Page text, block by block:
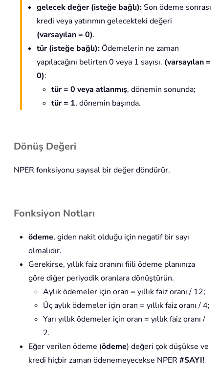
gelecek değer (isteğe bağlı): Son ödeme sonrası
kredi veya yatırımın gelecekteki değeri
(varsayılan = 0).
tür (isteğe bağlı): Ödemelerin ne zaman
yapılacağını belirten 0 veya 1 sayısı. (varsayılan =
0):
tür = 0 veya atlanmış, dönemin sonunda;
tür = 1, dönemin başında.
Dönüş Değeri
NPER fonksiyonu sayısal bir değer döndürür.
Fonksiyon Notları
ödeme, giden nakit olduğu için negatif bir sayı
olmalıdır.
Gerekirse, yıllık faiz oranını fiili ödeme planınıza
göre diğer periyodik oranlara dönüştürün.
Aylık ödemeler için oran = yıllık faiz oranı / 12;
Üç aylık ödemeler için oran = yıllık faiz oranı / 4;
Yarı yıllık ödemeler için oran = yıllık faiz oranı /
2.
Eğer verilen ödeme (ödeme) değeri çok düşükse ve
kredi hiçbir zaman ödenemeyecekse NPER #SAYI!